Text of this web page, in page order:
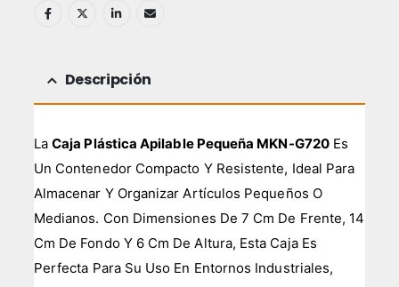
Descripción
LaCaja Plástica Apilable Pequeña MKN-G720Es
Un Contenedor Compacto Y Resistente, Ideal Para
Almacenar Y Organizar Artículos Pequeños O
Medianos. Con Dimensiones De 7 Cm De Frente, 14
Cm De Fondo Y 6 Cm De Altura, Esta Caja Es
Perfecta Para Su Uso En Entornos Industriales,